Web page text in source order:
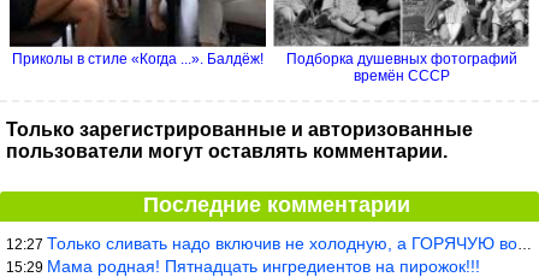
Приколы в стиле «Когда ...». Балдёж!
Подборка душевных фотографий
времён СССР
Только зарегистрированные и авторизованные
пользователи могут оставлять комментарии.
Последние комментарии
12:27 Только сливать надо включив не холодную, а ГОРЯЧУЮ воду. Трубы в
15:29 Мама родная! Пятнадцать ингредиентов на пирожок!!!